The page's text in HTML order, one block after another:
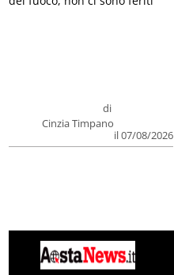
di
Cinzia Timpano
il 07/08/2026